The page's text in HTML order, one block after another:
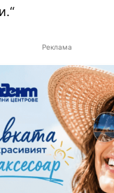
Реклама